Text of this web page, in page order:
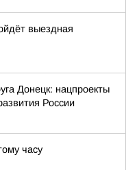
выездная
Донецк: нацпроекты
России
часу